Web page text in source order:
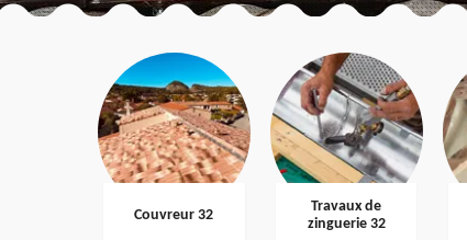
Couvreur 32
Travaux de
zinguerie 32